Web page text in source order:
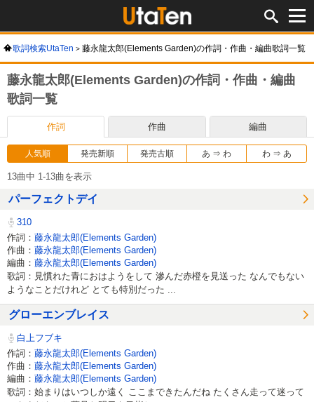
歌詞検索UtaTen 藤永龍太郎(Elements Garden)の作詞・作曲・編曲歌詞一覧
藤永龍太郎(Elements Garden)の作詞・作曲・編曲
歌詞一覧
作詞 作曲 編曲
人気順 発売新順 発売古順 あ ⇒ わ わ ⇒ あ
13曲中 1-13曲を表示
パーフェクトデイ
310
作詞： 藤永龍太郎(Elements Garden)
作曲： 藤永龍太郎(Elements Garden)
編曲： 藤永龍太郎(Elements Garden)
歌詞：見慣れた青におはようをして 滲んだ赤橙を見送った なんでもない
ようなことだけれど とても特別だった ...
グローエンブレイス
白上フブキ
作詞： 藤永龍太郎(Elements Garden)
作曲： 藤永龍太郎(Elements Garden)
編曲： 藤永龍太郎(Elements Garden)
歌詞：始まりはいつしか遠く ここまできたんだね たくさん走って迷って